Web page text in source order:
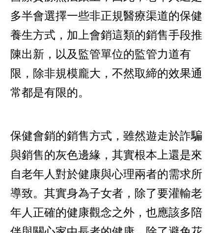
多半會選擇一些非正規醫療渠道的保健
養生方式，加上會銷這類的銷售手段推
陳出新，以及監管單位的監管力道有
限，除非規模龐大，不然取締的效果通
常都是有限的。
保健會銷的銷售方式，雖然遊走於詐騙
與銷售的灰色邊緣，其實根本上還是來
自老年人對於健康與心理兩者的需求所
導致。其實身為子女者，除了要灌輸老
年人正確的健康觀念之外，也應該多陪